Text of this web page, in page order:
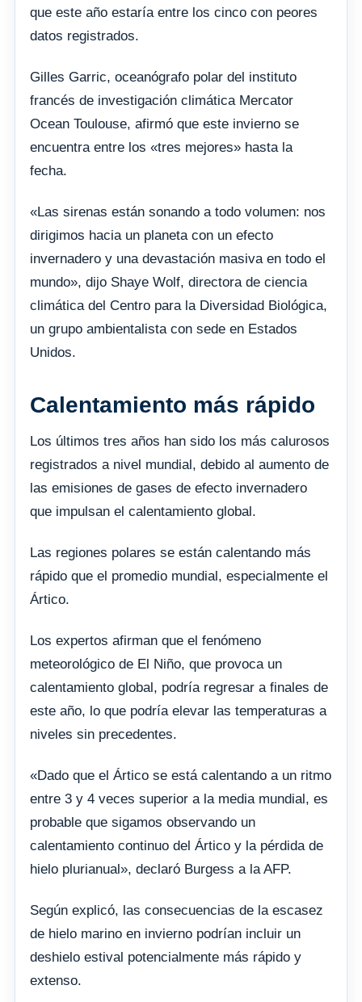
que este año estaría entre los cinco con peores
datos registrados.
Gilles Garric, oceanógrafo polar del instituto
francés de investigación climática Mercator
Ocean Toulouse, afirmó que este invierno se
encuentra entre los «tres mejores» hasta la
fecha.
«Las sirenas están sonando a todo volumen: nos
dirigimos hacia un planeta con un efecto
invernadero y una devastación masiva en todo el
mundo», dijo Shaye Wolf, directora de ciencia
climática del Centro para la Diversidad Biológica,
un grupo ambientalista con sede en Estados
Unidos.
Calentamiento más rápido
Los últimos tres años han sido los más calurosos
registrados a nivel mundial, debido al aumento de
las emisiones de gases de efecto invernadero
que impulsan el calentamiento global.
Las regiones polares se están calentando más
rápido que el promedio mundial, especialmente el
Ártico.
Los expertos afirman que el fenómeno
meteorológico de El Niño, que provoca un
calentamiento global, podría regresar a finales de
este año, lo que podría elevar las temperaturas a
niveles sin precedentes.
«Dado que el Ártico se está calentando a un ritmo
entre 3 y 4 veces superior a la media mundial, es
probable que sigamos observando un
calentamiento continuo del Ártico y la pérdida de
hielo plurianual», declaró Burgess a la AFP.
Según explicó, las consecuencias de la escasez
de hielo marino en invierno podrían incluir un
deshielo estival potencialmente más rápido y
extenso.